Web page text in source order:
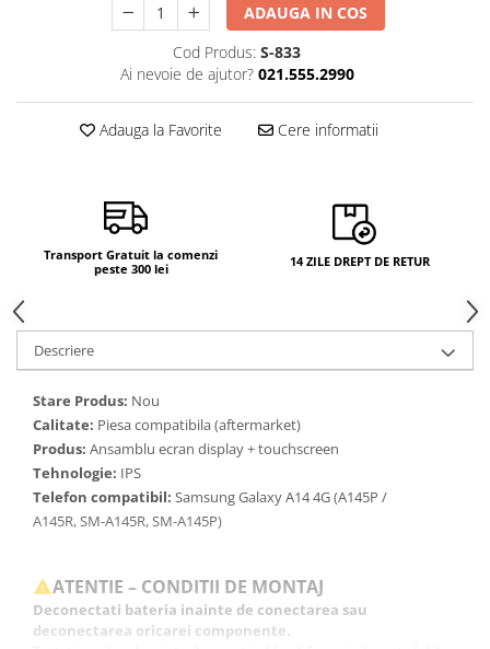
Piese din dezmembrari (SWAP)
ADAUGA IN COS
Cod Produs: S-833
Ai nevoie de ajutor? 021.555.2990
Adauga la Favorite Cere informatii
Transport Gratuit la comenzi
peste 300 lei
14 ZILE DREPT DE RETUR
Descriere
Stare Produs: Nou
Calitate: Piesa compatibila (aftermarket)
Produs: Ansamblu ecran display + touchscreen
Tehnologie: IPS
Telefon compatibil: Samsung Galaxy A14 4G (A145P /
A145R,SM-A145R, SM-A145P)
ATENTIE – CONDITII DE MONTAJ
Deconectati bateria inainte de conectarea sau
deconectarea oricarei componente.